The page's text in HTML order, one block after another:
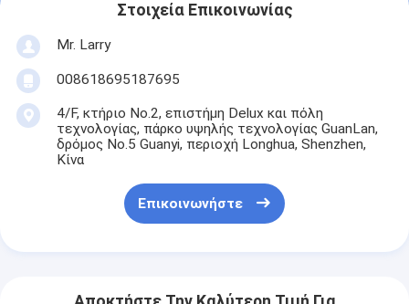
Στοιχεία Επικοινωνίας
Mr. Larry
008618695187695
4/F, κτήριο No.2, επιστήμη Delux και πόλη
τεχνολογίας, πάρκο υψηλής τεχνολογίας GuanLan,
δρόμος No.5 Guanyi, περιοχή Longhua, Shenzhen,
Κίνα
Επικοινωνήστε